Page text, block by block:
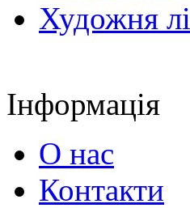
Художня
Інформація
О нас
Контакти